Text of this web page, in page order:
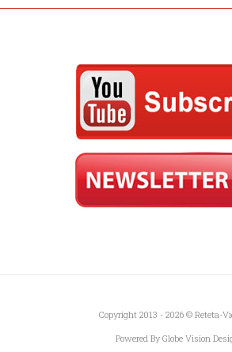
Copyright 2013 - 2026 © Reteta-
Powered By Globe Vision